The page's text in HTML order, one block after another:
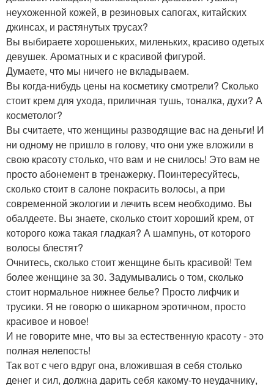
неухоженной кожей, в резиновых сапогах, китайских
джинсах, и растянутых трусах?
Вы выбираете хорошеньких, миленьких, красиво одетых
девушек. Ароматных и с красивой фигурой.
Думаете, что мы ничего не вкладываем.
Вы когда-нибудь цены на косметику смотрели? Сколько
стоит крем для ухода, приличная тушь, тоналка, духи? А
косметолог?
Вы считаете, что женщины разводящие вас на деньги! И
ни одному не пришло в голову, что они уже вложили в
свою красоту столько, что вам и не снилось! Это вам не
просто абонемент в тренажерку. Поинтересуйтесь,
сколько стоит в салоне покрасить волосы, а при
современной экологии и лечить всем необходимо. Вы
обалдеете. Вы знаете, сколько стоит хороший крем, от
которого кожа такая гладкая? А шампунь, от которого
волосы блестят?
Очнитесь, сколько стоит женщине быть красивой! Тем
более женщине за 30. Задумывались о том, сколько
стоит нормальное нижнее белье? Просто лифчик и
трусики. Я не говорю о шикарном эротичном, просто
красивое и новое!
И не говорите мне, что вы за естественную красоту - это
полная нелепость!
Так вот с чего вдруг она, вложившая в себя столько
денег и сил, должна дарить себя какому-то неудачнику,